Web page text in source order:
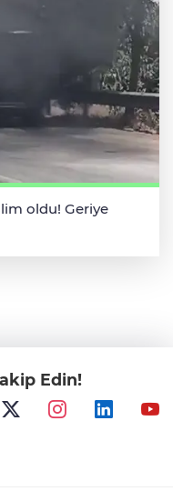
oldu! Geriye
Edin!